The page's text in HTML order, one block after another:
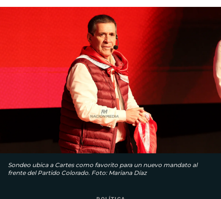
Sondeo ubica a Cartes como favorito para un nuevo mandato al
frente del Partido Colorado. Foto: Mariana Díaz